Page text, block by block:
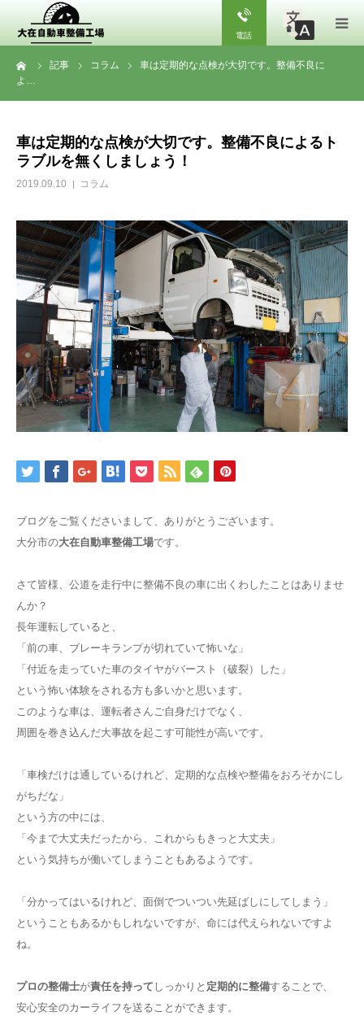
電話
記事 コラム
車は定期的な点検が大切です。整備不良に
よ…
車は定期的な点検が大切です。整備不良によるト
ラブルを無くしましょう！
2019.09.10 コラム
ブログをご覧くださいまして、ありがとうございます。
大分市の大在自動車整備工場です。
さて皆様、公道を走行中に整備不良の車に出くわしたことはありませ
んか？
長年運転していると、
「前の車、ブレーキランプが切れていて怖いな」
「付近を走っていた車のタイヤがバースト（破裂）した」
という怖い体験をされる方も多いかと思います。
このような車は、運転者さんご自身だけでなく、
周囲を巻き込んだ大事故を起こす可能性が高いです。
「車検だけは通しているけれど、定期的な点検や整備をおろそかにし
がちだな」
という方の中には、
「今まで大丈夫だったから、これからもきっと大丈夫」
という気持ちが働いてしまうこともあるようです。
「分かってはいるけれど、面倒でついつい先延ばしにしてしまう」
ということもあるかもしれないですが、命には代えられないですよ
ね。
プロの整備士が責任を持って しっかりと 定期的に整備することで、
安心安全のカーライフを送ることができます。
会社案内
お問合せ
お知らせ
よくある質問